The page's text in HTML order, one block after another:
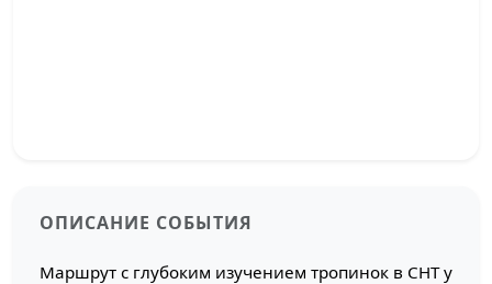
ОПИСАНИЕ СОБЫТИЯ
Маршрут с глубоким изучением тропинок в СНТ у